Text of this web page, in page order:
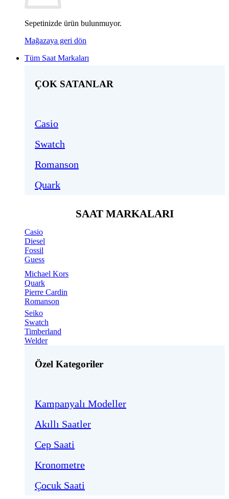
Sepetinizde ürün bulunmuyor.
Mağazaya geri dön
Tüm Saat Markaları
ÇOK SATANLAR
Casio
Swatch
Romanson
Quark
SAAT MARKALARI
Casio
Diesel
Fossil
Guess
Michael Kors
Quark
Pierre Cardin
Romanson
Seiko
Swatch
Timberland
Welder
Özel Kategoriler
Kampanyalı Modeller
Akıllı Saatler
Cep Saati
Kronometre
Çocuk Saati